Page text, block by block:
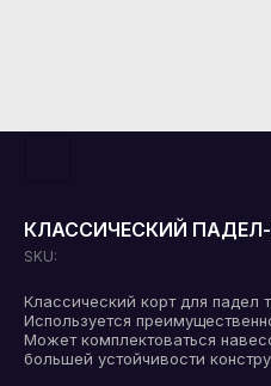
КЛАССИЧЕСКИЙ ПАДЕЛ-
SKU:
Классический корт для падел
Используется
Может комплектоваться
большей устойчивости